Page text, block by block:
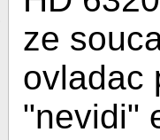
ze
ovladac
"nevidi"